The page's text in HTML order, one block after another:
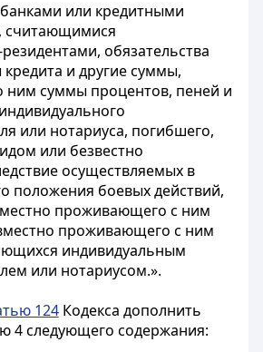
или кредитными
считающимися
обязательства
и другие суммы,
ним суммы процентов, пеней и
или нотариуса, погибшего,
или безвестно
осуществляемых в
положения боевых действий,
проживающего с ним
проживающего с ним
индивидуальным
или нотариусом.».
124Кодекса дополнить
4 следующего содержания: